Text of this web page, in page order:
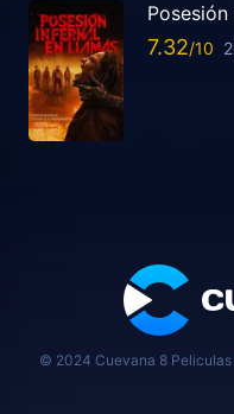
7.32
© 2024 Cuevana 8 Peliculas